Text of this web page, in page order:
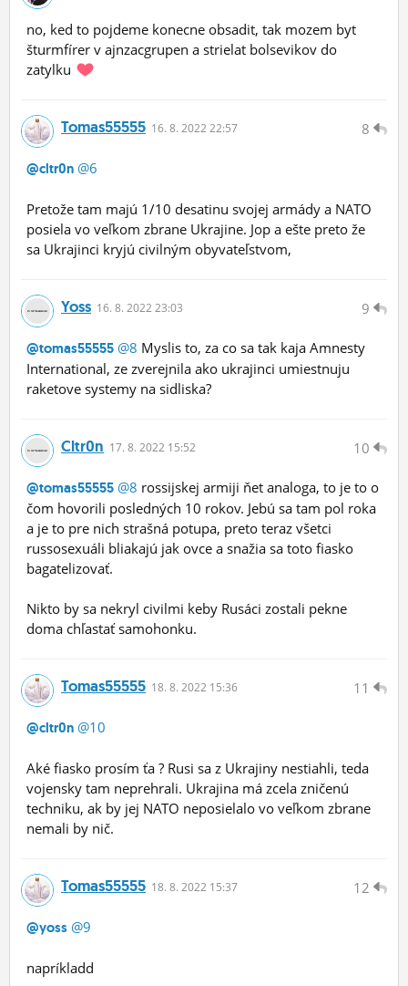
no, ked to pojdeme konecne obsadit, tak mozem byt
šturmfírer v ajnzacgrupen a strielat bolsevikov do
zatylku
8
Tomas55555 16. 8. 2022 22:57
@cltr0n @6
Pretože tam majú 1/10 desatinu svojej armády a NATO
posiela vo veľkom zbrane Ukrajine. Jop a ešte preto že
sa Ukrajinci kryjú civilným obyvateľstvom,
9
Yoss 16. 8. 2022 23:03
@tomas55555 @8 Myslis to, za co sa tak kaja Amnesty
International, ze zverejnila ako ukrajinci umiestnuju
raketove systemy na sidliska?
10
Cltr0n 17. 8. 2022 15:52
@tomas55555 @8 rossijskej armiji ňet analoga, to je to o
čom hovorili posledných 10 rokov. Jebú sa tam pol roka
a je to pre nich strašná potupa, preto teraz všetci
russosexuáli bliakajú jak ovce a snažia sa toto fiasko
bagatelizovať.
Nikto by sa nekryl civilmi keby Rusáci zostali pekne
doma chľastať samohonku.
11
Tomas55555 18. 8. 2022 15:36
@cltr0n @10
Aké fiasko prosím ťa ? Rusi sa z Ukrajiny nestiahli, teda
vojensky tam neprehrali. Ukrajina má zcela zničenú
techniku, ak by jej NATO neposielalo vo veľkom zbrane
nemali by nič.
12
Tomas55555 18. 8. 2022 15:37
@yoss @9
napríkladd